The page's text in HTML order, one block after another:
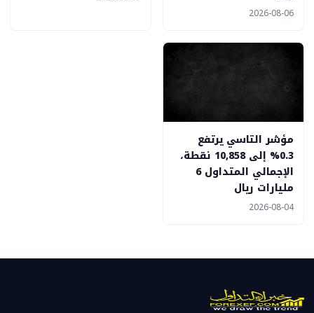
2026-08-06
مؤشر التاسي يرتفع
0.3% إلى 10,858 نقطة،
الإجمالي المتداول 6
مليارات ريال
2026-08-04